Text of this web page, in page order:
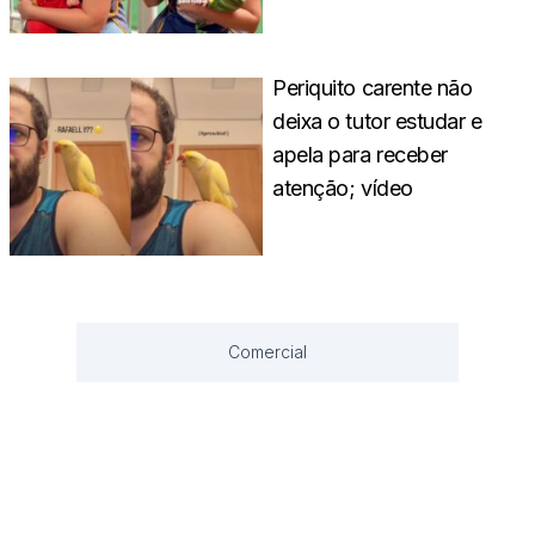
Periquito carente não
deixa o tutor estudar e
apela para receber
atenção; vídeo
Comercial